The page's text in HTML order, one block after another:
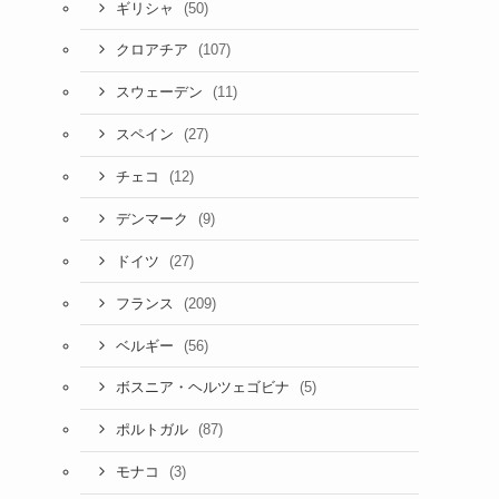
ギリシャ (50)
クロアチア (107)
スウェーデン (11)
スペイン (27)
チェコ (12)
デンマーク (9)
ドイツ (27)
フランス (209)
ベルギー (56)
ボスニア・ヘルツェゴビナ (5)
ポルトガル (87)
モナコ (3)